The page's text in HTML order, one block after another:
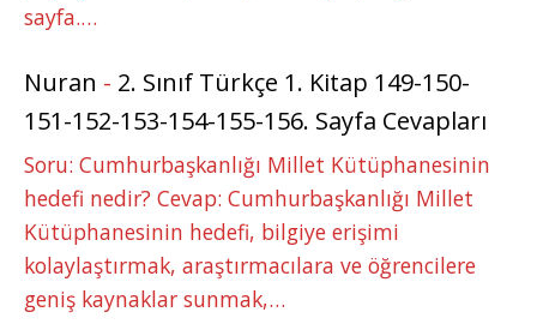
sayfa.…
Nuran - 2. Sınıf Türkçe 1. Kitap 149-150-
151-152-153-154-155-156. Sayfa Cevapları
Soru: Cumhurbaşkanlığı Millet Kütüphanesinin
hedefi nedir? Cevap: Cumhurbaşkanlığı Millet
Kütüphanesinin hedefi, bilgiye erişimi
kolaylaştırmak, araştırmacılara ve öğrencilere
geniş kaynaklar sunmak,…